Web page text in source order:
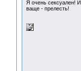
Я очень сексуален! И
ваще - прелесть!